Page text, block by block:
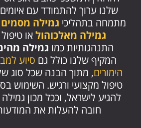
שלנו ערוך להתמודד עם
מתמחה בתהליכי גמילה מסמים
גמילה מאלכוהולאו
התנהגותיות כמו גמילה
המקיף שלנו כולל גם סיוע
הימורים, מתוך הבנה שכל סוג
טיפול מקצועי ורגיש. השימוש
להגיע לישראל, וככל מכון גמילה
חובה להעלות את